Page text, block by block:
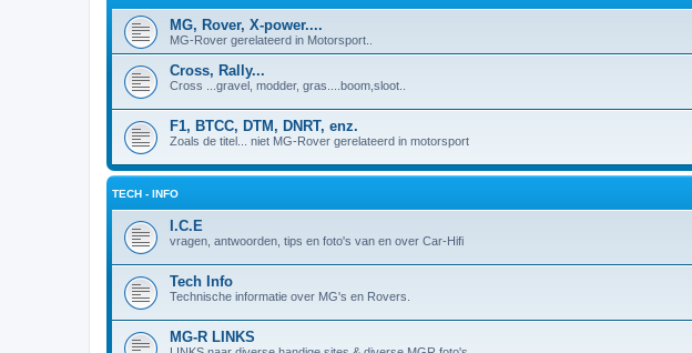
MG, Rover, X-power....
MG-Rover gerelateerd in Motorsport..
Cross, Rally...
Cross ...gravel, modder, gras....boom,sloot..
F1, BTCC, DTM, DNRT, enz.
Zoals de titel... niet MG-Rover gerelateerd in motorsport
TECH - INFO
I.C.E
vragen, antwoorden, tips en foto's van en over Car-Hifi
Tech Info
Technische informatie over MG's en Rovers.
MG-R LINKS